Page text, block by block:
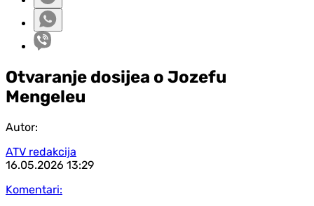
Otvaranje dosijea o Jozefu
Mengeleu
Autor:
ATV redakcija
16.05.2026 13:29
Komentari: